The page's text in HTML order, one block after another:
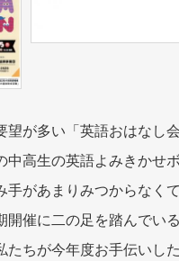
が多い「英語おはなし会
中高生の英語よみきかせ
があまりみつからなくて
開催に二の足を踏んでい
ちが今年度お手伝いし